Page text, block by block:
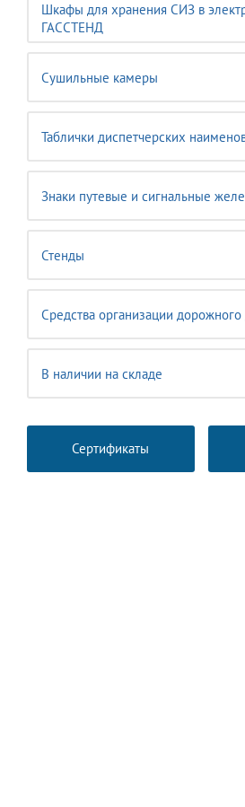
Шкафы для хранения СИЗ в
ГАССТЕНД
Сушильные камеры
Таблички диспетчерских
Знаки путевые и сигнальные
Стенды
Средства организации
В наличии на складе
Сертификаты